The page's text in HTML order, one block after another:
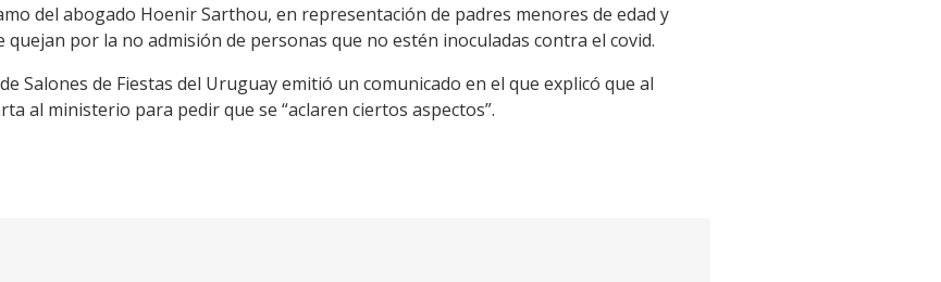
del abogado Hoenir Sarthou, en representación de padres menores de edad y
por la no admisión de personas que no estén inoculadas contra el covid.
Salones de Fiestas del Uruguay emitió un comunicado en el que explicó que al
al ministerio para pedir que se “aclaren ciertos aspectos”.